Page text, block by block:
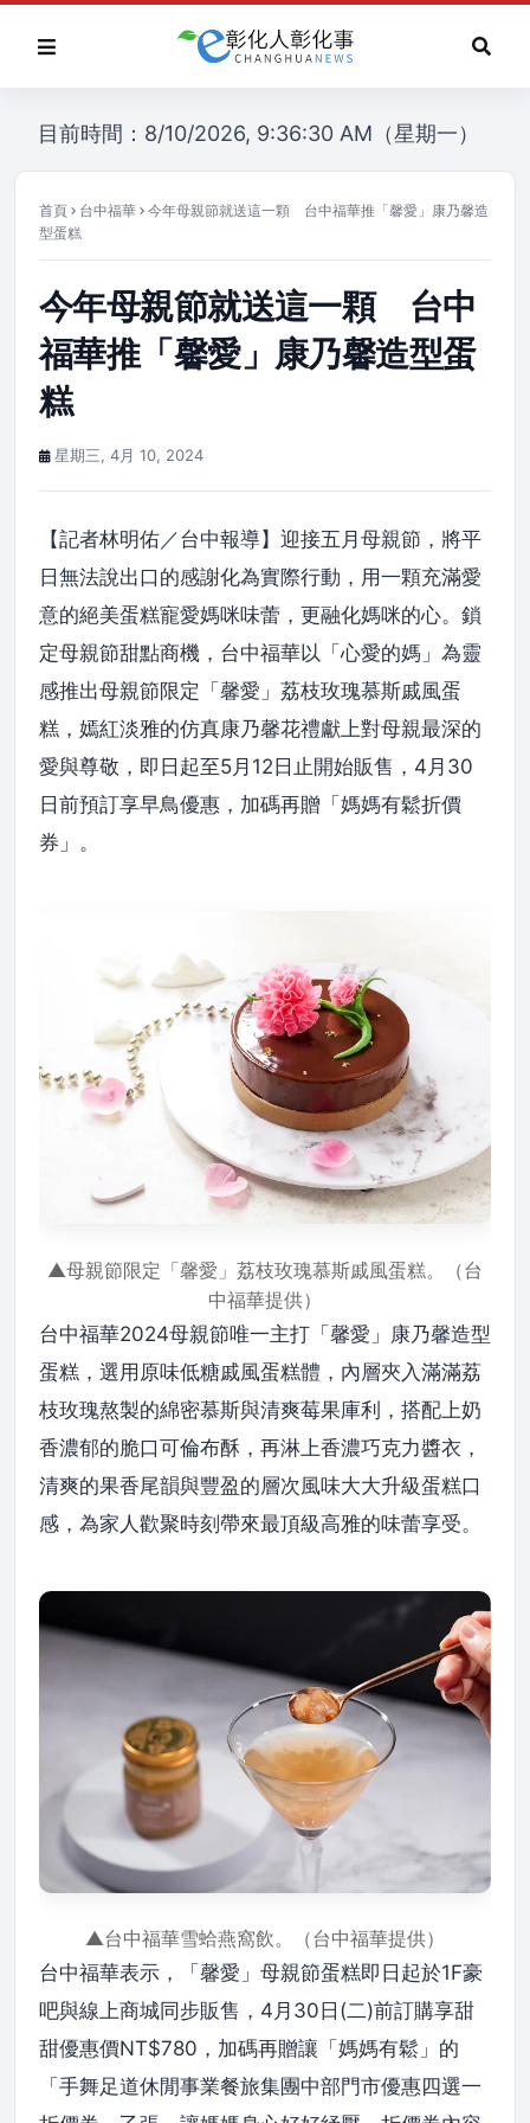
目前時間：8/10/2026, 9:36:30 AM（星期一）
首頁 台中福華
今年母親節就送這一顆 台中福華推「馨愛」康乃馨造
型蛋糕
今年母親節就送這一顆 台中
福華推「馨愛」康乃馨造型蛋
糕
星期三, 4月 10, 2024
【記者林明佑／台中報導】迎接五月母親節，將平
日無法說出口的感謝化為實際行動，用一顆充滿愛
意的絕美蛋糕寵愛媽咪味蕾，更融化媽咪的心。鎖
定母親節甜點商機，台中福華以「心愛的媽」為靈
感推出母親節限定「馨愛」荔枝玫瑰慕斯戚風蛋
糕，嫣紅淡雅的仿真康乃馨花禮獻上對母親最深的
愛與尊敬，即日起至5月12日止開始販售，4月30
日前預訂享早鳥優惠，加碼再贈「媽媽有鬆折價
券」。
▲母親節限定「馨愛」荔枝玫瑰慕斯戚風蛋糕。（台
中福華提供）
台中福華2024母親節唯一主打「馨愛」康乃馨造型
蛋糕，選用原味低糖戚風蛋糕體，內層夾入滿滿荔
枝玫瑰熬製的綿密慕斯與清爽莓果庫利，搭配上奶
香濃郁的脆口可倫布酥，再淋上香濃巧克力醬衣，
清爽的果香尾韻與豐盈的層次風味大大升級蛋糕口
感，為家人歡聚時刻帶來最頂級高雅的味蕾享受。
▲台中福華雪蛤燕窩飲。（台中福華提供）
台中福華表示，「馨愛」母親節蛋糕即日起於1F豪
吧與線上商城同步販售，4月30日(二)前訂購享甜
甜優惠價NT$780，加碼再贈讓「媽媽有鬆」的
「手舞足道休閒事業餐旅集團中部門市優惠四選一